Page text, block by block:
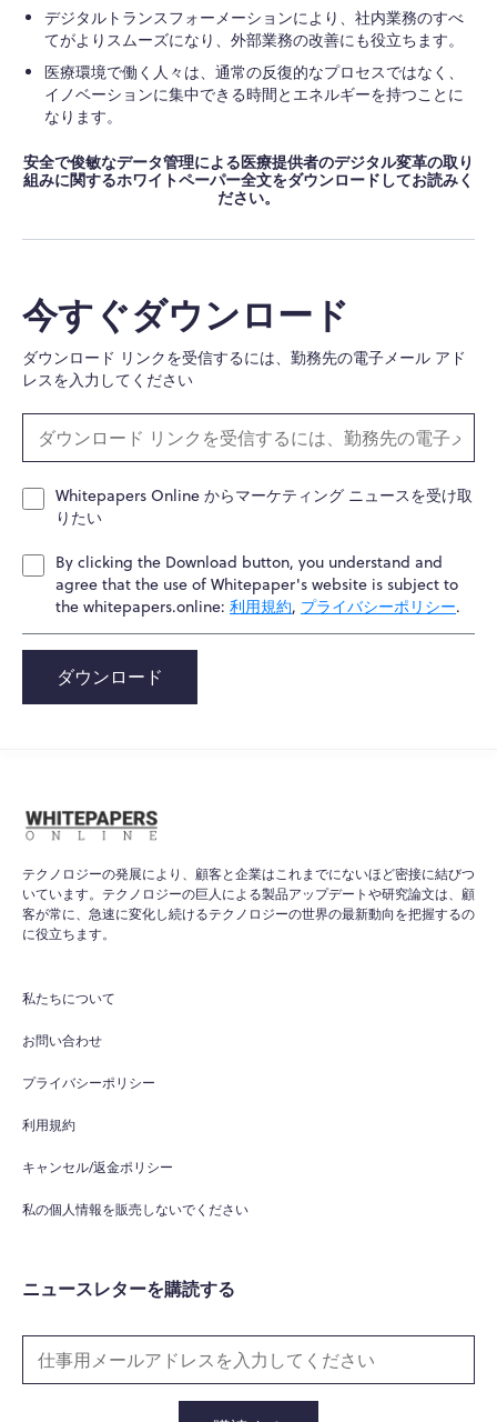
デジタルトランスフォーメーションにより、社内業務のすべ
てがよりスムーズになり、外部業務の改善にも役立ちます。
医療環境で働く人々は、通常の反復的なプロセスではなく、
イノベーションに集中できる時間とエネルギーを持つことに
なります。
安全で俊敏なデータ管理による医療提供者のデジタル変革の取り
組みに関するホワイトペーパー全文をダウンロードしてお読みく
ださい。
今すぐダウンロード
ダウンロード リンクを受信するには、勤務先の電子メール アド
レスを入力してください
Whitepapers Online からマーケティング ニュースを受け取
りたい
By clicking the Download button, you understand and
agree that the use of Whitepaper's website is subject to
the whitepapers.online: 利用規約, プライバシーポリシー.
ダウンロード
テクノロジーの発展により、顧客と企業はこれまでにないほど密接に結びつ
いています。テクノロジーの巨人による製品アップデートや研究論文は、顧
客が常に、急速に変化し続けるテクノロジーの世界の最新動向を把握するの
に役立ちます。
私たちについて
お問い合わせ
プライバシーポリシー
利用規約
キャンセル/返金ポリシー
私の個人情報を販売しないでください
ニュースレターを購読する